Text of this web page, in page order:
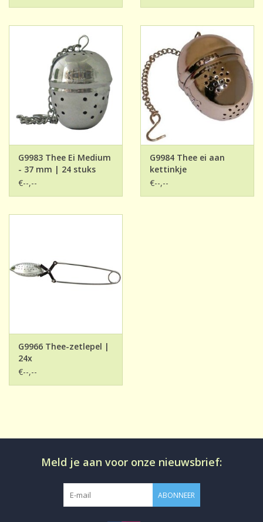
G9983 Thee Ei Medium
- 37 mm | 24 stuks
€--,--
G9984 Thee ei aan
kettinkje
€--,--
G9966 Thee-zetlepel |
24x
€--,--
Meld je aan voor onze nieuwsbrief:
ABONNEER